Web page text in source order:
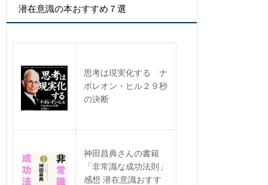
カ
イ
潜在意識の本おすすめ７選
思考は現実化する ナ
ポレオン・ヒル２９秒
の決断
神田昌典さんの書籍
「非常識な成功法則」
感想 潜在意識おすす